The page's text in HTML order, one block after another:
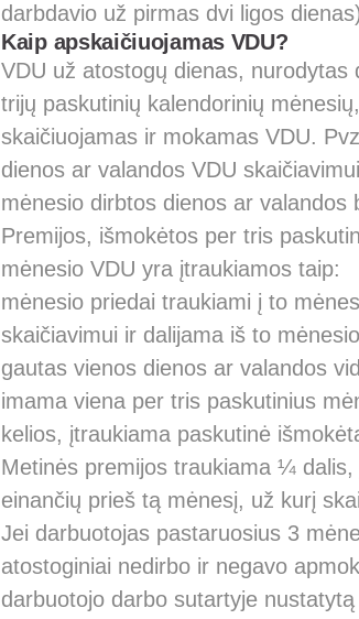
darbdavio už pirmas dvi ligos
Kaip apskaičiuojamas VDU?
VDU už atostogų dienas,
trijų paskutinių kalendorinių
skaičiuojamas ir mokamas VDU.
dienos ar valandos VDU
mėnesio dirbtos dienos ar valandos
Premijos, išmokėtos per tris
mėnesio VDU yra įtraukiamos taip:
mėnesio priedai traukiami į to
skaičiavimui ir dalijama iš to
gautas vienos dienos ar valandos
imama viena per tris paskutinius
kelios, įtraukiama paskutinė
Metinės premijos traukiama ¼
einančių prieš tą mėnesį, už kurį
Jei darbuotojas pastaruosius 3
atostoginiai nedirbo ir negavo
darbuotojo darbo sutartyje